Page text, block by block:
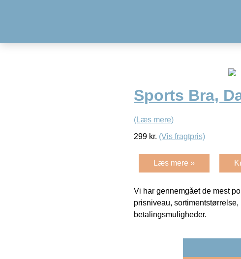
Sports Bra,
(Læs mere)
299 kr. (Vis fragtpris)
Læs mere »
Vi har gennemgået de mest
prisniveau,
betalingsmuligheder.